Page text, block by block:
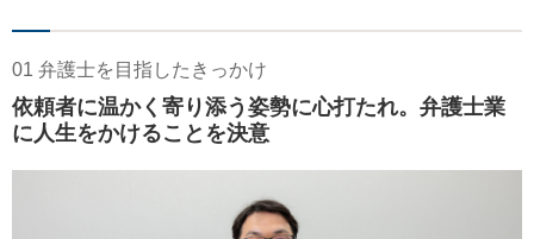
01 弁護士を目指したきっかけ
依頼者に温かく寄り添う姿勢に心打たれ。弁護士業
に人生をかけることを決意